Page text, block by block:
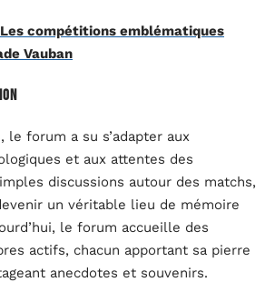
Les compétitions emblématiques
Vauban
le forum a su s’adapter aux
et aux attentes des
discussions autour des matchs,
un véritable lieu de mémoire
le forum accueille des
actifs, chacun apportant sa pierre
anecdotes et souvenirs.